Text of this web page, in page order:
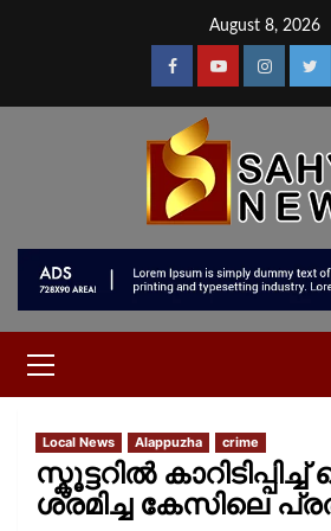
August 8, 2026
Local News Alappuzha crime
സ്കൂട്ടറിൽ
ശ്രമിച്ച കേസിലെ